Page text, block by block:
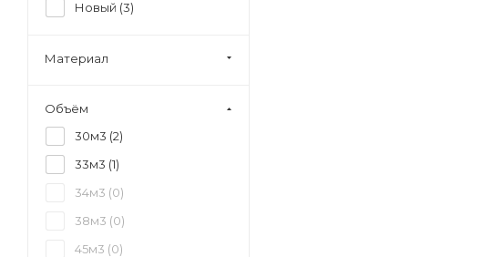
Новый (3)
Материал
Объём
30м3 (2)
33м3 (1)
34м3 (0)
38м3 (0)
45м3 (0)